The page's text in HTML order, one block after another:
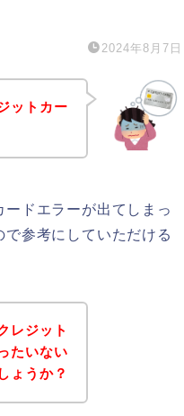
2024年8月7日
ットカー
ドエラーが出てしまっ
参考にしていただける
レジット
たいない
ょうか？